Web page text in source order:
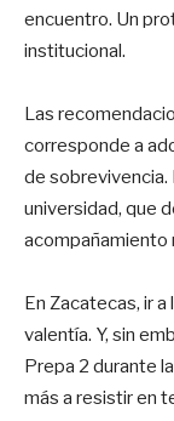
encuentro. Un
institucional.
Las
corresponde a
de sobrevivencia.
universidad, que
acompañamiento
En Zacatecas, ir
valentía. Y, sin
Prepa 2 durante
más a resistir en